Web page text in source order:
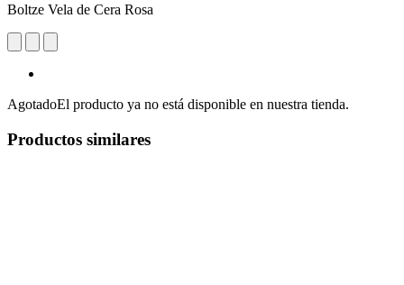
Boltze Vela de Cera Rosa
AgotadoEl producto ya no está disponible en nuestra tienda.
Productos similares